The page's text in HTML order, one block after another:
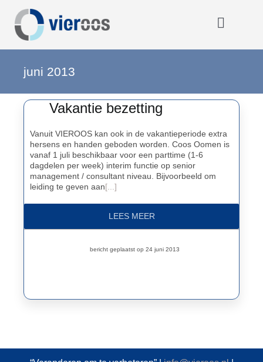
naar
inhoud
Toggle
Home
OOOO
Activiteiten
Opmerkelijk
Contact
juni 2013
Vakantie bezetting
Vanuit VIEROOS kan ook in de vakantieperiode extra
hersens en handen geboden worden. Coos Oomen is
vanaf 1 juli beschikbaar voor een parttime (1-6
dagdelen per week) interim functie op senior
management / consultant niveau. Bijvoorbeeld om
leiding te geven aan[...]
LEES MEER
bericht geplaatst op 24 juni 2013